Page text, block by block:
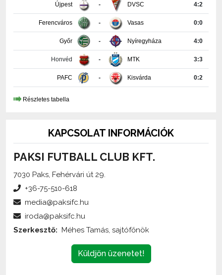
Újpest - DVSC 4:2
Ferencváros - Vasas 0:0
Győr - Nyíregyháza 4:0
Honvéd - MTK 3:3
PAFC - Kisvárda 0:2
Részletes tabella
KAPCSOLAT INFORMÁCIÓK
PAKSI FUTBALL CLUB KFT.
7030 Paks, Fehérvári út 29.
+36-75-510-618
media@paksifc.hu
iroda@paksifc.hu
Szerkesztő: Méhes Tamás, sajtófőnök
Küldjön üzenetet!